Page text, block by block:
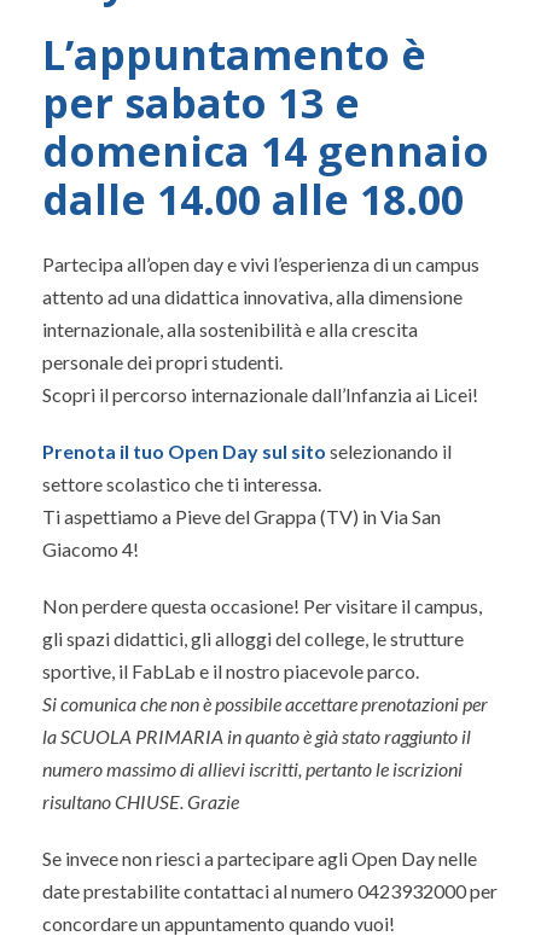
L’appuntamento è
per sabato 13 e
domenica 14 gennaio
dalle 14.00 alle 18.00
Partecipa all’open day e vivi l’esperienza di un campus
attento ad una didattica innovativa, alla dimensione
internazionale, alla sostenibilità e alla crescita
personale dei propri studenti.
Scopri il percorso internazionale dall’Infanzia ai Licei!
Prenota il tuo Open Day sul sito selezionando il
settore scolastico che ti interessa.
Ti aspettiamo a Pieve del Grappa (TV) in Via San
Giacomo 4!
Non perdere questa occasione! Per visitare il campus,
gli spazi didattici, gli alloggi del college, le strutture
sportive, il FabLab e il nostro piacevole parco.
Si comunica che non è possibile accettare prenotazioni per
la SCUOLA PRIMARIA in quanto è già stato raggiunto il
numero massimo di allievi iscritti, pertanto le iscrizioni
risultano CHIUSE. Grazie
Se invece non riesci a partecipare agli Open Day nelle
date prestabilite contattaci al numero 0423932000 per
concordare un appuntamento quando vuoi!